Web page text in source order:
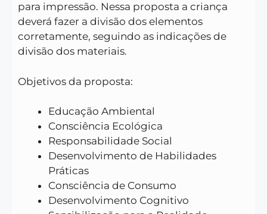
para impressão. Nessa proposta a criança
deverá fazer a divisão dos elementos
corretamente, seguindo as indicações de
divisão dos materiais.
Objetivos da proposta:
Educação Ambiental
Consciência Ecológica
Responsabilidade Social
Desenvolvimento de Habilidades
Práticas
Consciência de Consumo
Desenvolvimento Cognitivo